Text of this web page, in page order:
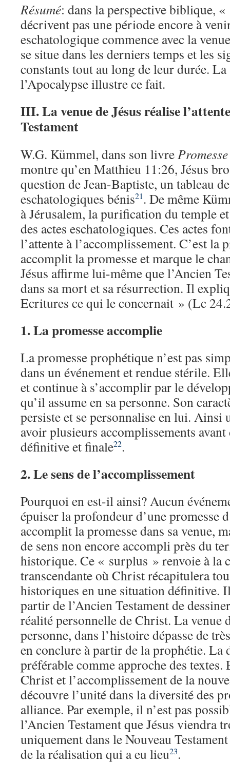
Résumé: dans la perspective biblique,
décrivent pas une période encore à
eschatologique commence avec la
se situe dans les derniers temps et les
constants tout au long de leur durée.
l’Apocalypse illustre ce fait.
III. La venue de Jésus réalise
Testament
W.G. Kümmel, dans son livre
montre qu’en Matthieu 11:26, Jésus
question de Jean-Baptiste, un tableau
eschatologiques bénis21 . De même
à Jérusalem, la purification du temple
des actes eschatologiques. Ces actes
l’attente à l’accomplissement. C’est la
accomplit la promesse et marque le
Jésus affirme lui-même que l’Ancien
dans sa mort et sa résurrection. Il
Ecritures ce qui le concernait » (Lc
1.La promesse accomplie
La promesse prophétique n’est pas
dans un événement et rendue stérile.
et continue à s’accomplir par le
qu’il assume en sa personne. Son
persiste et se personnalise en lui. Ainsi
avoir plusieurs accomplissements
définitive et finale22.
2.Le sens de l’accomplissement
Pourquoi en est-il ainsi? Aucun
épuiser la profondeur d’une promesse
accomplit la promesse dans sa venue,
de sens non encore accompli près du
historique. Ce « surplus » renvoie à la
transcendante où Christ récapitulera
historiques en une situation définitive.
partir de l’Ancien Testament de
réalité personnelle de Christ. La venue
personne, dans l’histoire dépasse de
en conclure à partir de la prophétie. La
préférable comme approche des textes.
Christ et l’accomplissement de la
découvre l’unité dans la diversité des
alliance. Par exemple, il n’est pas
l’Ancien Testament que Jésus viendra
uniquement dans le Nouveau
de la réalisation qui a eu lieu23.